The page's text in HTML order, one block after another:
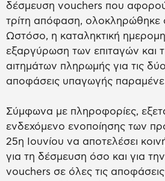
δέσμευση vouchers που
τρίτη απόφαση, ολοκληρώθηκε
Ωστόσο, η καταληκτική
εξαργύρωση των επιταγών και
αιτημάτων πληρωμής για τις
αποφάσεις υπαγωγής
Σύμφωνα με πληροφορίες,
ενδεχόμενο ενοποίησης των
25η Ιουνίου να αποτελέσει
για τη δέσμευση όσο και για
vouchers σε όλες τις